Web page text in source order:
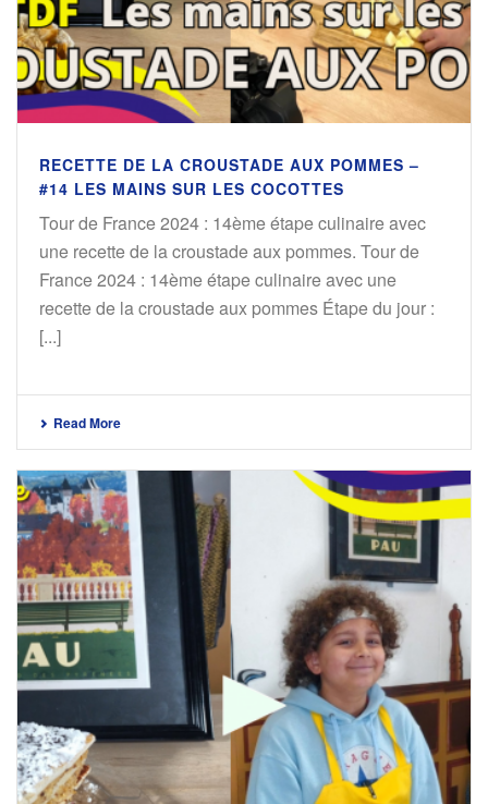
RECETTE DE LA CROUSTADE AUX POMMES –
#14 LES MAINS SUR LES COCOTTES
Tour de France 2024 : 14ème étape culinaire avec
une recette de la croustade aux pommes. Tour de
France 2024 : 14ème étape culinaire avec une
recette de la croustade aux pommes Étape du jour :
[...]
Read More